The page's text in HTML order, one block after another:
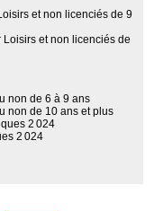
et non licenciés de 9
Loisirs et non licenciés de
non de 6 à 9 ans
non de 10 ans et plus
2 024
2 024